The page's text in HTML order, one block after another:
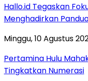
Hallo.id Tegaskan
Menghadirkan
Minggu, 10 Agustus
Pertamina Hulu
Tingkatkan Numerasi